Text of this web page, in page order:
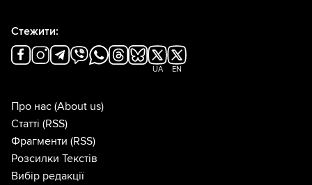
Стежити:
UA EN
Про нас (About us)
Статті (RSS)
Фрагменти (RSS)
Розсилки Текстів
Вибір редакції